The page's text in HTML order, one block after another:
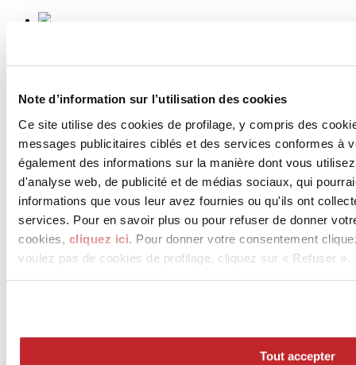
Note d’information sur l’utilisation des cookies
Ce site utilise des cookies de profilage, y compris des
messages publicitaires ciblés et des services conformes à
également des informations sur la manière dont vous
d'analyse web, de publicité et de médias sociaux, qui
informations que vous leur avez fournies ou qu'ils ont
services. Pour en savoir plus ou pour refuser de donner
cookies, cliquez ici. Pour donner votre consentement
voulez pas de cookies de profilage, cliquez sur « Refuser ».
Tout accepter
News
aziende
Cookie Policy